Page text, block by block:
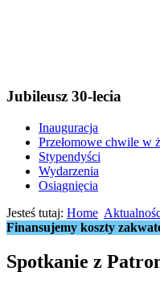
Jubileusz 30-lecia
Inauguracja
Przełomowe chwile w
Stypendyści
Wydarzenia
Osiągnięcia
Jesteś tutaj: Home
Finansujemy koszty
Spotkanie z